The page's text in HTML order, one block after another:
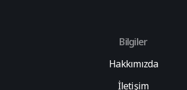
Bilgiler
Hakkımızda
İletişim